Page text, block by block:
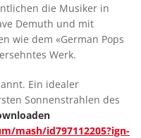
die Musiker in
Demuth und mit
wie dem «German Pops
Werk.
Ein idealer
Sonnenstrahlen des
mash/id797112205?ign-